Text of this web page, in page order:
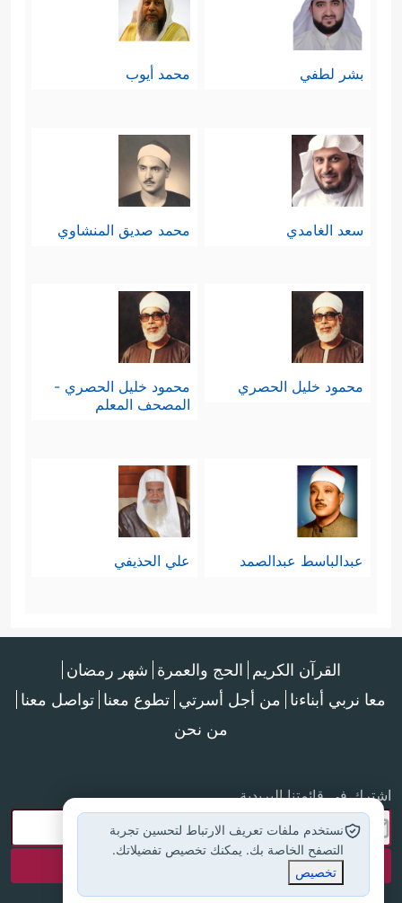
بشر لطفي محمد أيوب
سعد الغامدي محمد صديق المنشاوي
محمود خليل الحصري
محمود خليل الحصري -
المصحف المعلم
عبدالباسط عبدالصمد علي الحذيفي
القرآن الكريم الحج والعمرة شهر رمضان
معا نربي أبناءنا من أجل أسرتي تطوع معنا تواصل معنا
من نحن
اشترك في قائمتنا البريدية
نستخدم ملفات تعريف الارتباط لتحسين تجربة
التصفح الخاصة بك. يمكنك تخصيص تفضيلاتك.
تخصيص